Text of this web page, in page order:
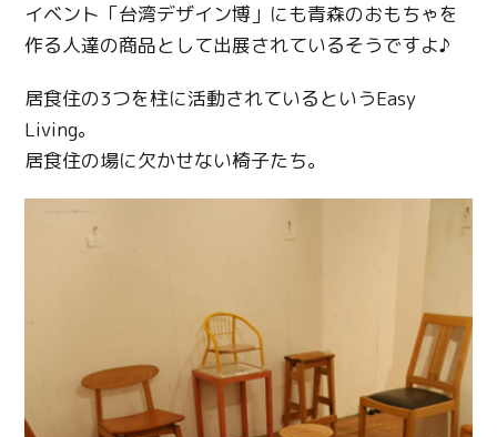
イベント「台湾デザイン博」にも青森のおもちゃを
作る人達の商品として出展されているそうですよ♪
居食住の3つを柱に活動されているというEasy
Living。
居食住の場に欠かせない椅子たち。